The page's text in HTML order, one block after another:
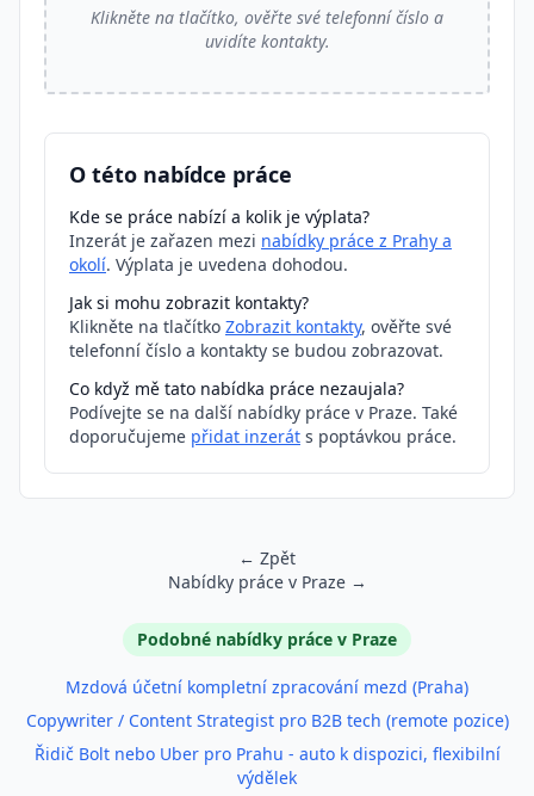
Klikněte na tlačítko, ověřte své telefonní číslo a
uvidíte kontakty.
O této nabídce práce
Kde se práce nabízí a kolik je výplata?
Inzerát je zařazen mezi nabídky práce z Prahy a
okolí. Výplata je uvedena dohodou.
Jak si mohu zobrazit kontakty?
Klikněte na tlačítko Zobrazit kontakty, ověřte své
telefonní číslo a kontakty se budou zobrazovat.
Co když mě tato nabídka práce nezaujala?
Podívejte se na další nabídky práce v Praze. Také
doporučujeme přidat inzerát s poptávkou práce.
← Zpět
Nabídky práce v Praze →
Podobné inzerátyPodobné nabídky práce v Praze
Mzdová účetní kompletní zpracování mezd (Praha)
Copywriter / Content Strategist pro B2B tech (remote pozice)
Řidič Bolt nebo Uber pro Prahu - auto k dispozici, flexibilní
výdělek